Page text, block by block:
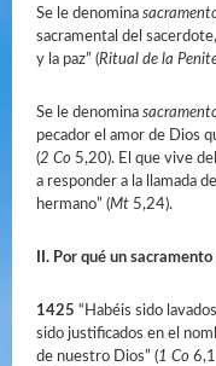
Se le denomina
sacramental del
y la paz” (Ritual de la
Se le denomina
pecador el amor de Dios
(2 Co 5,20). El que vive
a responder a la llamada
hermano” (Mt 5,24).
II. Por qué un
1425 “Habéis sido
sido justificados en el
de nuestro Dios” (1 Co